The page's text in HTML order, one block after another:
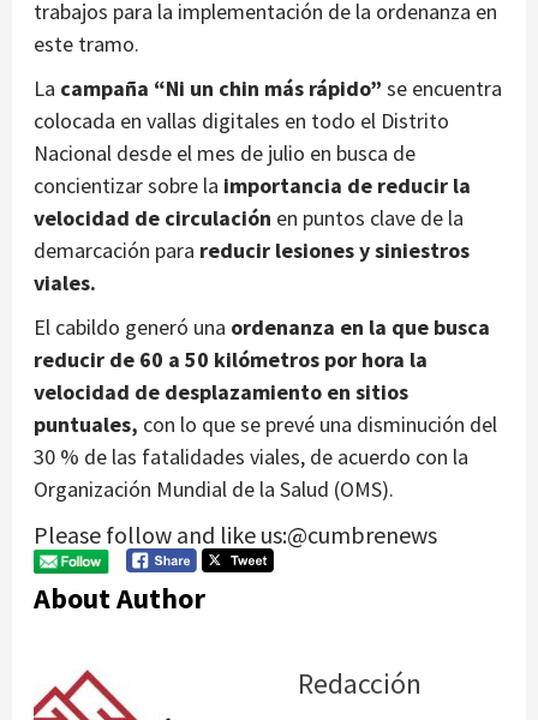
trabajos para la implementación de la ordenanza en
este tramo.
La campaña “Ni un chin más rápido” se encuentra
colocada en vallas digitales en todo el Distrito
Nacional desde el mes de julio en busca de
concientizar sobre la importancia de reducir la
velocidad de circulación en puntos clave de la
demarcación para reducir lesiones y siniestros
viales.
El cabildo generó una ordenanza en la que busca
reducir de 60 a 50 kilómetros por hora la
velocidad de desplazamiento en sitios
puntuales, con lo que se prevé una disminución del
30 % de las fatalidades viales, de acuerdo con la
Organización Mundial de la Salud (OMS).
Please follow and like us:@cumbrenews
About Author
Redacción